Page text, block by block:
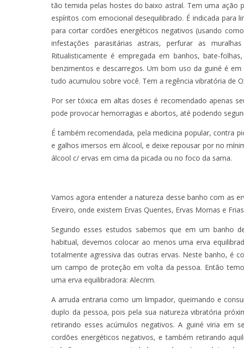
tão temida pelas hostes do baixo astral. Tem uma ação
espíritos com emocional desequilibrado. É indicada para
para cortar cordões energéticos negativos (usando
infestações parasitárias astrais, perfurar as
Ritualisticamente é empregada em banhos, bate-
benzimentos e descarregos. Um bom uso da guiné é
tudo acumulou sobre você. Tem a regência vibratória de
Por ser tóxica em altas doses é recomendado apenas
pode provocar hemorragias e abortos, até podendo
É também recomendada, pela medicina popular, contra
e galhos imersos em álcool, e deixe repousar por no
álcool c/ ervas em cima da picada ou no foco da sarna.
Vamos agora entender a natureza desse banho com as
Erveiro, onde existem Ervas Quentes, Ervas Mornas e
Segundo esses estudos sabemos que em um banho
habitual, devemos colocar ao menos uma erva
totalmente agressiva das outras ervas. Neste banho, é
um campo de proteção em volta da pessoa. Então
uma erva equilibradora: Alecrim.
A arruda entraria como um limpador, queimando e
duplo da pessoa, pois pela sua natureza vibratória
retirando esses acúmulos negativos. A guiné viria em
cordões energéticos negativos, e também retirando